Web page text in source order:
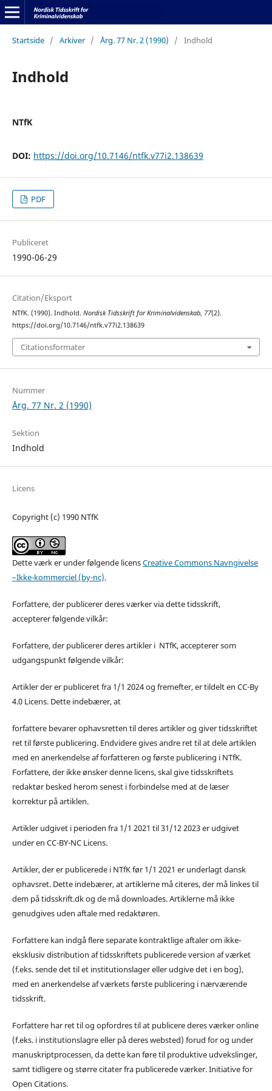
Startside / Arkiver / Årg. 77 Nr. 2 (1990) / Indhold
Indhold
NTfK
DOI: https://doi.org/10.7146/ntfk.v77i2.138639
PDF
Publiceret
1990-06-29
Citation/Eksport
NTfK. (1990). Indhold. Nordisk Tidsskrift for Kriminalvidenskab, 77(2).
https://doi.org/10.7146/ntfk.v77i2.138639
Citationsformater
Nummer
Årg. 77 Nr. 2 (1990)
Sektion
Indhold
Licens
Copyright (c) 1990 NTfK
Dette værk er under følgende licensCreative Commons Navngivelse
–Ikke-kommerciel (by-nc).
Forfattere, der publicerer deres værker via dette tidsskrift,
accepterer følgende vilkår:
Forfattere, der publicerer deres artikler i NTfK, accepterer som
udgangspunkt følgende vilkår:
Artikler der er publiceret fra 1/1 2024 og fremefter, er tildelt en CC-By
4.0 Licens. Dette indebærer, at
forfattere bevarer ophavsretten til deres artikler og giver tidsskriftet
ret til første publicering. Endvidere gives andre ret til at dele artiklen
med en anerkendelse af forfatteren og første publicering i NTfK.
Forfattere, der ikke ønsker denne licens, skal give tidsskriftets
redaktør besked herom senest i forbindelse med at de læser
korrektur på artiklen.
Artikler udgivet i perioden fra 1/1 2021 til 31/12 2023 er udgivet
under en CC-BY-NC Licens.
Artikler, der er publicerede i NTfK før 1/1 2021 er underlagt dansk
ophavsret. Dette indebærer, at artiklerne må citeres, der må linkes til
dem på tidsskrift.dk og de må downloades. Artiklerne må ikke
genudgives uden aftale med redaktøren.
Forfattere kan indgå flere separate kontraktlige aftaler om ikke-
eksklusiv distribution af tidsskriftets publicerede version af værket
(f.eks. sende det til et institutionslager eller udgive det i en bog),
med en anerkendelse af værkets første publicering i nærværende
tidsskrift.
Forfattere har ret til og opfordres til at publicere deres værker online
(f.eks. i institutionslagre eller på deres websted) forud for og under
manuskriptprocessen, da dette kan føre til produktive udvekslinger,
samt tidligere og større citater fra publicerede værker. Initiative for
Open Citations.